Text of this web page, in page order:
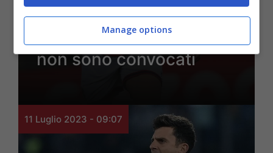
Raduno Bologna, Van
Hooijdonk e Vignato
non sono convocati
11 Luglio 2023 - 09:07
Manage options